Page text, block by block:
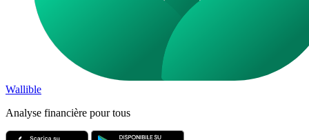
Wallible
Analyse financière pour tous